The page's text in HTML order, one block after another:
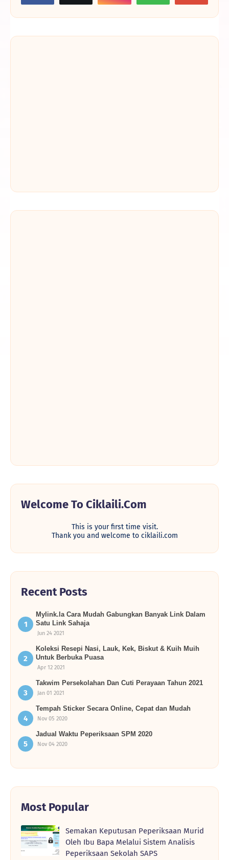
Welcome To Ciklaili.com
This is your first time visit.
Thank you and welcome to ciklaili.com
Recent Posts
Mylink.la Cara Mudah Gabungkan Banyak Link Dalam
Satu Link Sahaja
Jun 24 2021
Koleksi Resepi Nasi, Lauk, Kek, Biskut & Kuih Muih
Untuk Berbuka Puasa
Apr 12 2021
Takwim Persekolahan Dan Cuti Perayaan Tahun 2021
Jan 01 2021
Tempah Sticker Secara Online, Cepat dan Mudah
Nov 05 2020
Jadual Waktu Peperiksaan SPM 2020
Nov 04 2020
Most Popular
Semakan Keputusan Peperiksaan Murid
Oleh Ibu Bapa Melalui Sistem Analisis
Peperiksaan Sekolah SAPS